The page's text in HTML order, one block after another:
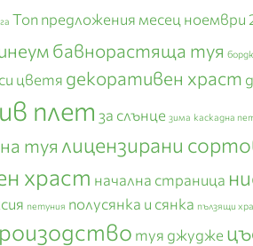
Топ предложения месец ноември
бавнорастяща туя
цветя декоративен храст
плет за слънце зима каскадна
туя лицензирани
храст начална страница
петуния полусянка и сянка пълзящи
туя джудже